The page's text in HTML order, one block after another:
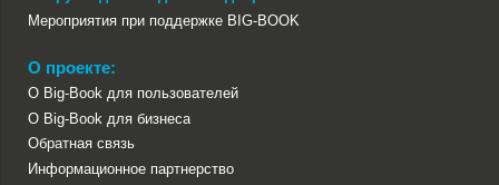
Мероприятия при поддержке BIG-BOOK
О проекте:
О Big-Book для пользователей
О Big-Book для бизнеса
Обратная связь
Информационное партнерство